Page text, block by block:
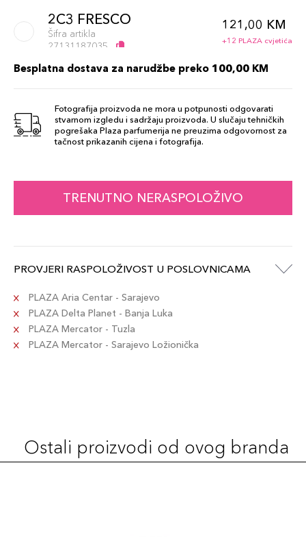
2C3 FRESCO
Šifra artikla
27131187035
121,00 KM
+12 PLAZA cvjetića
Šifra artikla
027131392385
+12 PLAZA cvjetića
027131187042
027131977520
+12 PLAZA cvjetića
2C1 PURE
BEIGE
Šifra artikla
2C3 FRESCO
Besplatna dostava za narudžbe preko 100,00 KM
Fotografija proizvoda ne mora u potpunosti odgovarati
stvarnom izgledu i sadržaju proizvoda. U slučaju tehničkih
pogrešaka Plaza parfumerija ne preuzima odgovornost za
tačnost prikazanih cijena i fotografija.
TRENUTNO NERASPOLOŽIVO
PROVJERI RASPOLOŽIVOST U POSLOVNICAMA
PLAZA Aria Centar - Sarajevo
PLAZA Delta Planet - Banja Luka
PLAZA Mercator - Tuzla
PLAZA Mercator - Sarajevo Ložionička
Ostali proizvodi od ovog branda